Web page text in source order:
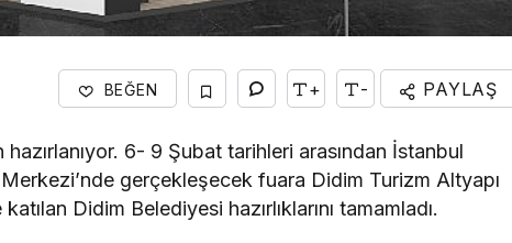
BEĞEN + - PAYLAŞ
hazırlanıyor. 6- 9 Şubat tarihleri arasından İstanbul
gerçekleşecek fuara Didim Turizm Altyapı
Didim Belediyesi hazırlıklarını tamamladı.